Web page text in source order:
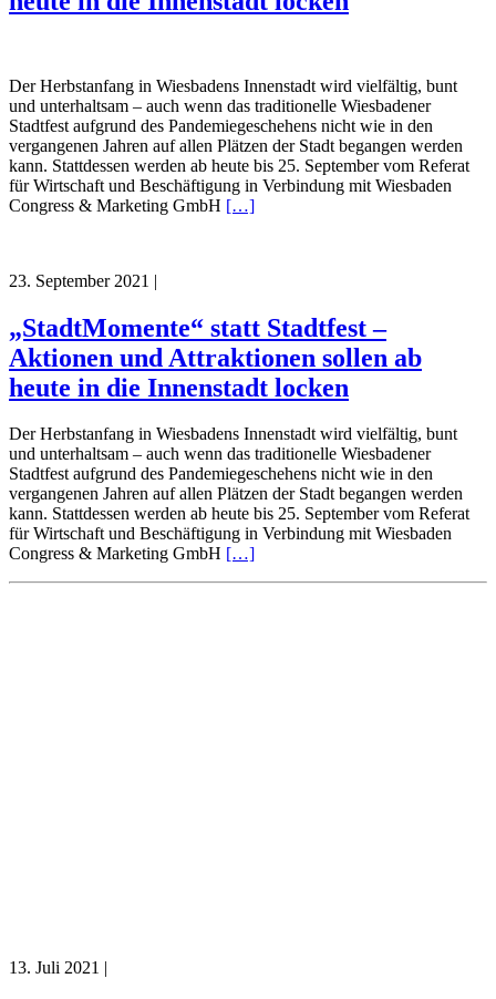
Der Herbstanfang in Wiesbadens Innenstadt wird vielfältig, bunt
und unterhaltsam – auch wenn das traditionelle Wiesbadener
Stadtfest aufgrund des Pandemiegeschehens nicht wie in den
vergangenen Jahren auf allen Plätzen der Stadt begangen werden
kann. Stattdessen werden ab heute bis 25. September vom Referat
für Wirtschaft und Beschäftigung in Verbindung mit Wiesbaden
Congress & Marketing GmbH […]
23. September 2021 |
„StadtMomente“ statt Stadtfest –
Aktionen und Attraktionen sollen ab
heute in die Innenstadt locken
Der Herbstanfang in Wiesbadens Innenstadt wird vielfältig, bunt
und unterhaltsam – auch wenn das traditionelle Wiesbadener
Stadtfest aufgrund des Pandemiegeschehens nicht wie in den
vergangenen Jahren auf allen Plätzen der Stadt begangen werden
kann. Stattdessen werden ab heute bis 25. September vom Referat
für Wirtschaft und Beschäftigung in Verbindung mit Wiesbaden
Congress & Marketing GmbH […]
13. Juli 2021 |